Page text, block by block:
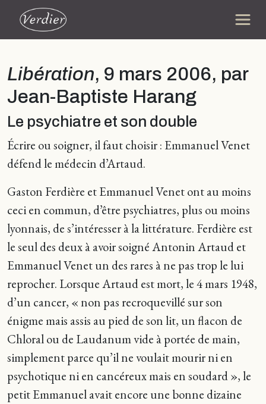
Libération, 9 mars 2006, par
Jean-Baptiste Harang
Le psychiatre et son double
Écrire ou soigner, il faut choisir : Emmanuel Venet
défend le médecin d’Artaud.
Gaston Ferdière et Emmanuel Venet ont au moins
ceci en commun, d’être psychiatres, plus ou moins
lyonnais, de s’intéresser à la littérature. Ferdière est
le seul des deux à avoir soigné Antonin Artaud et
Emmanuel Venet un des rares à ne pas trop le lui
reprocher. Lorsque Artaud est mort, le 4 mars 1948,
d’un cancer, « non pas recroquevillé sur son
énigme mais assis au pied de son lit, un flacon de
Chloral ou de Laudanum vide à portée de main,
simplement parce qu’il ne voulait mourir ni en
psychotique ni en cancéreux mais en soudard », le
petit Emmanuel avait encore une bonne dizaine